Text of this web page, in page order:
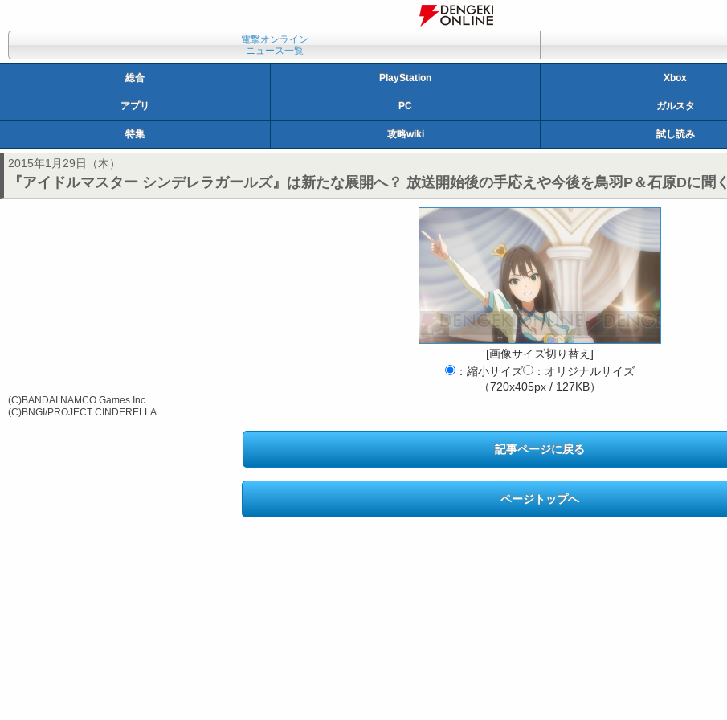
電撃オンライン
ニュース一覧
総合 PlayStation Xbox
アプリ PC ガルスタ
特集 攻略wiki 試し読み
2015年1月29日（木）
『アイドルマスター シンデレラガールズ』は新たな展開へ？ 放送開始後の手応えや今後を鳥羽P＆石原Dに聞く
[画像サイズ切り替え]
：縮小サイズ
：オリジナルサイズ
（720x405px / 127KB）
(C)BANDAI NAMCO Games Inc.
(C)BNGI/PROJECT CINDERELLA
記事ページに戻る
ページトップへ